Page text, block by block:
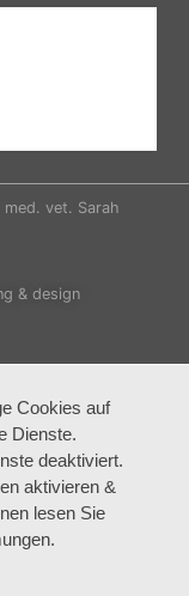
vet. Sarah
& design
Cookies auf
Dienste.
deaktiviert.
aktivieren &
lesen Sie